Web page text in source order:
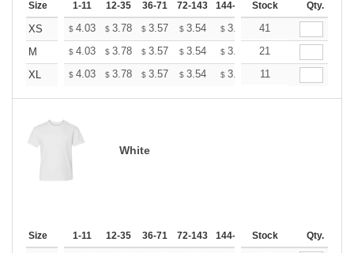
Size 1-11 12-35 36-71 72-143 144-287 288 + More
Stock Qty.
XS $ 4.03 $ 3.78 $ 3.57 $ 3.54 $ 3.48 $3.45
41
M
$ 4.03 $ 3.78 $ 3.57 $ 3.54 $ 3.48 $3.45
21
XL
$ 4.03 $ 3.78 $ 3.57 $ 3.54 $ 3.48 $3.45
11
White
Size 1-11 12-35 36-71 72-143 144-287 288 + More
Stock Qty.